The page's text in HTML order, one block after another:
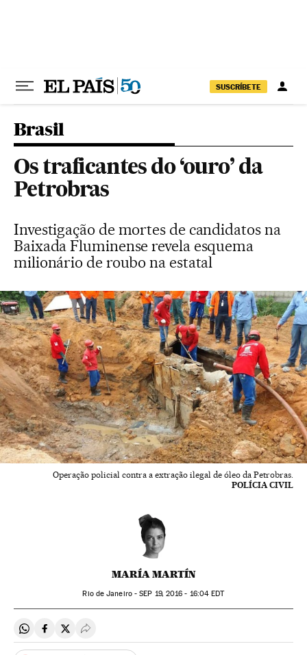
SUSCRÍBETE
Brasil
Os traficantes do ‘ouro’ da
Petrobras
Investigação de mortes de candidatos na
Baixada Fluminense revela esquema
milionário de roubo na estatal
Operação policial contra a extração ilegal de óleo da Petrobras.
POLÍCIA CIVIL
MARÍA MARTÍN
Rio de Janeiro -SEP 19, 2016 - 16:04 EDT
Compartir en Whatsapp
Compartir en Facebook
Compartir en Twitter
Desplegar Redes Sociales